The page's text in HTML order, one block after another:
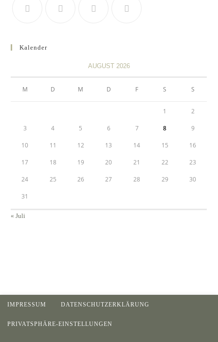
Kalender
AUGUST 2026
M D M D F S S
1 2
3 4 5 6 7 8 9
10 11 12 13 14 15 16
17 18 19 20 21 22 23
24 25 26 27 28 29 30
31
« Juli
IMPRESSUM DATENSCHUTZERKLÄRUNG
PRIVATSPHÄRE-EINSTELLUNGEN